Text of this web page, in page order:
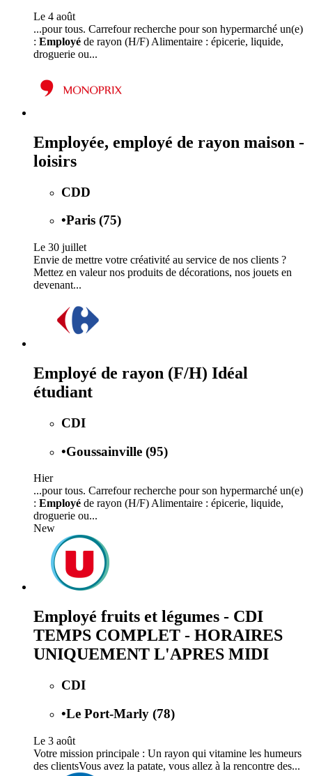
Le 4 août
...pour tous. Carrefour recherche pour son hypermarché un(e)
: Employé de rayon (H/F) Alimentaire : épicerie, liquide,
droguerie ou...
Employée, employé de rayon maison -
loisirs
CDD
•Paris (75)
Le 30 juillet
Envie de mettre votre créativité au service de nos clients ?
Mettez en valeur nos produits de décorations, nos jouets en
devenant...
Employé de rayon (F/H) Idéal
étudiant
CDI
•Goussainville (95)
Hier
...pour tous. Carrefour recherche pour son hypermarché un(e)
: Employé de rayon (H/F) Alimentaire : épicerie, liquide,
droguerie ou...
New
Employé fruits et légumes - CDI
TEMPS COMPLET - HORAIRES
UNIQUEMENT L'APRES MIDI
CDI
•Le Port-Marly (78)
Le 3 août
Votre mission principale : Un rayon qui vitamine les humeurs
des clientsVous avez la patate, vous allez à la rencontre des...